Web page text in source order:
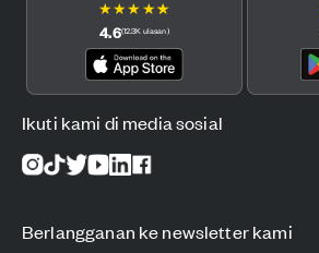
★★★ ★★
4.6(12.3K ulasan)
Ikuti kami di media sosial
Berlangganan ke newsletter kami